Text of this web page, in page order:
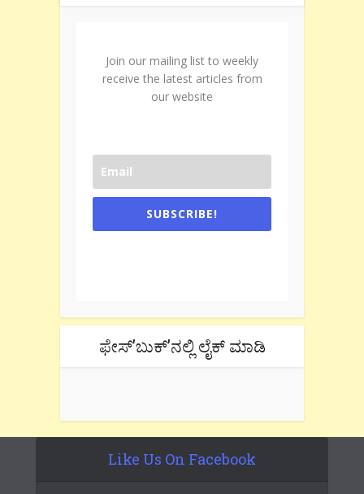
Join our mailing list to weekly
receive the latest articles from
our website
SUBSCRIBE!
ಫೇಸ್’ಬುಕ್’ನಲ್ಲಿ ಲೈಕ್ ಮಾಡಿ
Like Us On Facebook